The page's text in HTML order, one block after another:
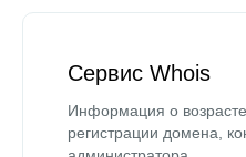
Сервис Whois
Информация о
регистрации домена,